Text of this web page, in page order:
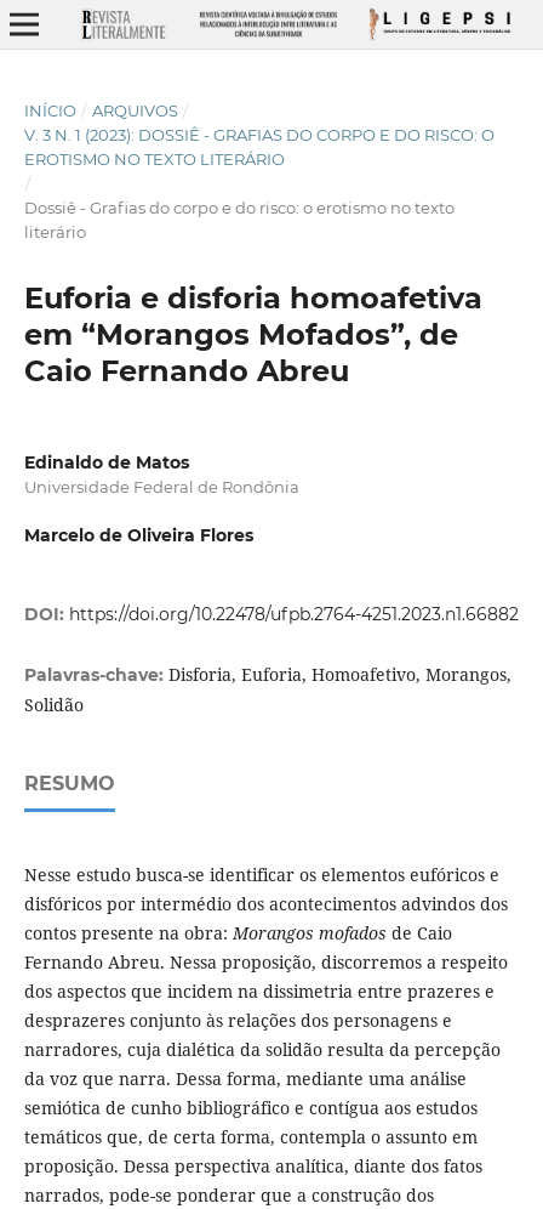
INÍCIO / ARQUIVOS /
V. 3 N. 1 (2023): DOSSIÊ - GRAFIAS DO CORPO E DO RISCO: O
EROTISMO NO TEXTO LITERÁRIO
/
Dossiê - Grafias do corpo e do risco: o erotismo no texto
literário
Euforia e disforia homoafetiva
em “Morangos Mofados”, de
Caio Fernando Abreu
Edinaldo de Matos
Universidade Federal de Rondônia
Marcelo de Oliveira Flores
DOI: https://doi.org/10.22478/ufpb.2764-4251.2023.n1.66882
Palavras-chave: Disforia, Euforia, Homoafetivo, Morangos,
Solidão
RESUMO
Nesse estudo busca-se identificar os elementos eufóricos e
disfóricos por intermédio dos acontecimentos advindos dos
contos presente na obra:Morangos mofados de Caio
Fernando Abreu. Nessa proposição, discorremos a respeito
dos aspectos que incidem na dissimetria entre prazeres e
desprazeres conjunto às relações dos personagens e
narradores, cuja dialética da solidão resulta da percepção
da voz que narra. Dessa forma, mediante uma análise
semiótica de cunho bibliográfico e contígua aos estudos
temáticos que, de certa forma, contempla o assunto em
proposição. Dessa perspectiva analítica, diante dos fatos
narrados, pode-se ponderar que a construção dos